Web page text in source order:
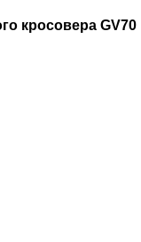
кросовера GV70